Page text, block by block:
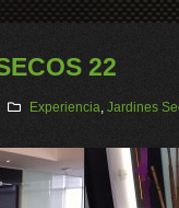
22
Experiencia ,Jardines